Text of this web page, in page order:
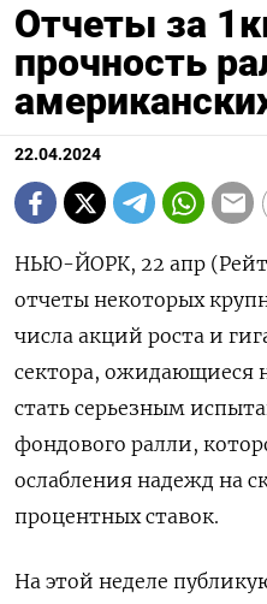
Отчеты за
прочность
22.04.2024
НЬЮ-ЙОРК, 22 апр
отчеты некоторых
числа акций роста и
сектора, ожидающиеся
стать серьезным
фондового ралли,
ослабления надежд на
процентных ставок.
На этой неделе